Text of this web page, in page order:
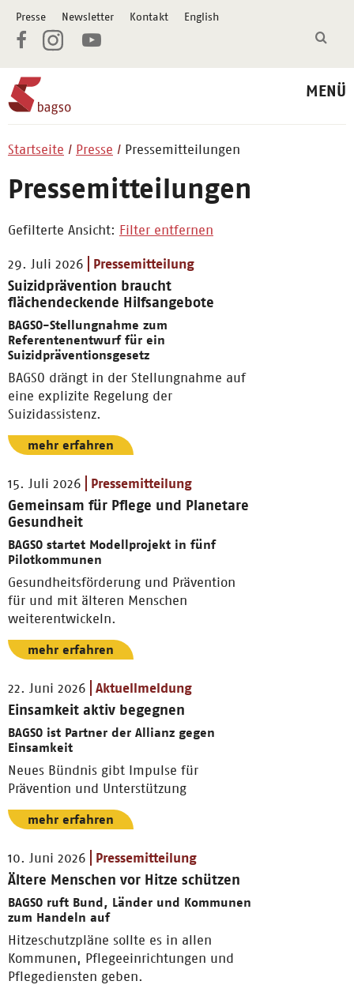
Presse Newsletter Kontakt English
MENÜ
Startseite Presse Pressemitteilungen
Pressemitteilungen
Gefilterte Ansicht: Filter entfernen
29. Juli 2026 Pressemitteilung
Suizidprävention braucht
flächendeckende Hilfsangebote
BAGSO-Stellungnahme zum
Referentenentwurf für ein
Suizidpräventionsgesetz
BAGSO drängt in der Stellungnahme auf
eine explizite Regelung der
Suizidassistenz.
mehr erfahren
15. Juli 2026 Pressemitteilung
Gemeinsam für Pflege und Planetare
Gesundheit
BAGSO startet Modellprojekt in fünf
Pilotkommunen
Gesundheitsförderung und Prävention
für und mit älteren Menschen
weiterentwickeln.
mehr erfahren
22. Juni 2026 Aktuellmeldung
Einsamkeit aktiv begegnen
BAGSO ist Partner der Allianz gegen
Einsamkeit
Neues Bündnis gibt Impulse für
Prävention und Unterstützung
mehr erfahren
10. Juni 2026 Pressemitteilung
Ältere Menschen vor Hitze schützen
BAGSO ruft Bund, Länder und Kommunen
zum Handeln auf
Hitzeschutzpläne sollte es in allen
Kommunen, Pflegeeinrichtungen und
Pflegediensten geben.